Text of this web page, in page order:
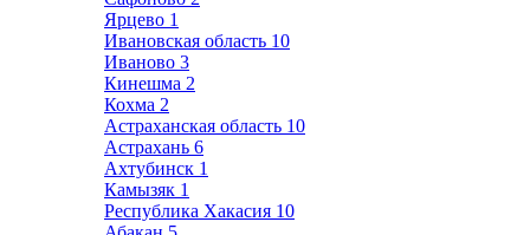
Ярцево 1
Ивановская область 10
Иваново 3
Кинешма 2
Кохма 2
Астраханская область 10
Астрахань 6
Ахтубинск 1
Камызяк 1
Республика Хакасия 10